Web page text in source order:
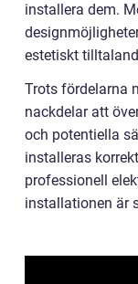
installera dem.
estetiskt
Trots fördelarna
nackdelar att
och potentiella
installeras
professionell
installationen är